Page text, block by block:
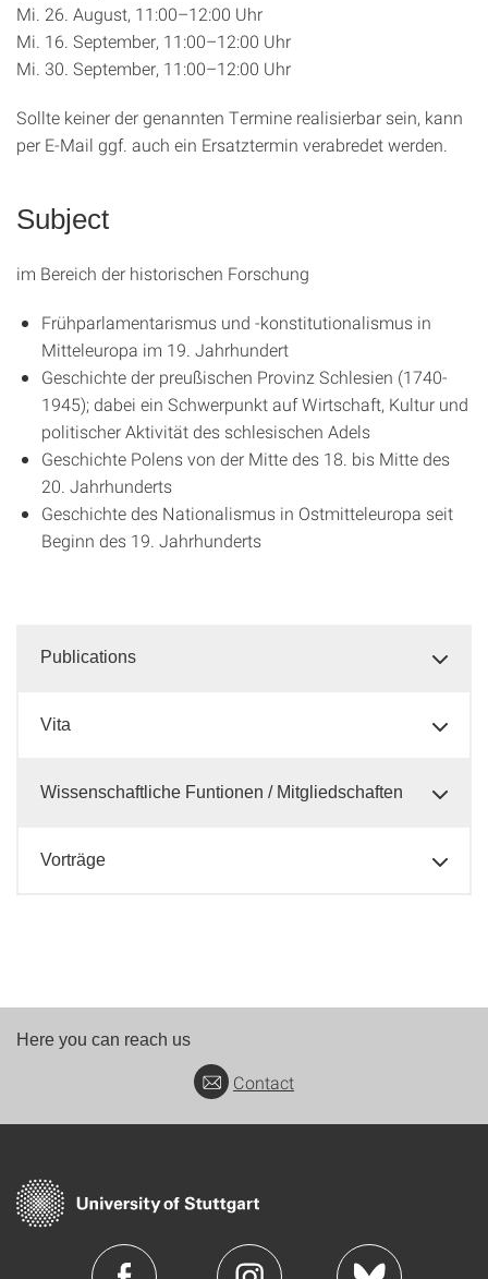
Mi. 26. August, 11:00–12:00 Uhr
Mi. 16. September, 11:00–12:00 Uhr
Mi. 30. September, 11:00–12:00 Uhr
Sollte keiner der genannten Termine realisierbar sein, kann
per E-Mail ggf. auch ein Ersatztermin verabredet werden.
Subject
im Bereich der historischen Forschung
Frühparlamentarismus und -konstitutionalismus in
Mitteleuropa im 19. Jahrhundert
Geschichte der preußischen Provinz Schlesien (1740-
1945); dabei ein Schwerpunkt auf Wirtschaft, Kultur und
politischer Aktivität des schlesischen Adels
Geschichte Polens von der Mitte des 18. bis Mitte des
20. Jahrhunderts
Geschichte des Nationalismus in Ostmitteleuropa seit
Beginn des 19. Jahrhunderts
Publications
Vita
Wissenschaftliche Funtionen / Mitgliedschaften
Vorträge
Here you can reach us
Contact